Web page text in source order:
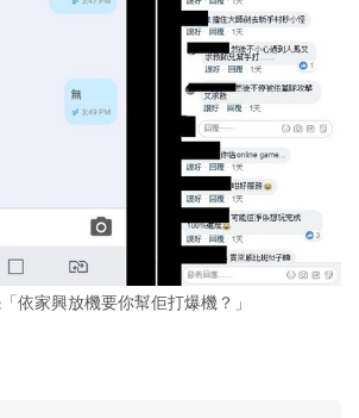
依家興放機要你幫佢打爆機？」